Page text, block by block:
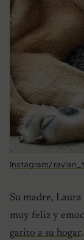
Instagram/
Su madre,
muy feliz y
gatito a su hogar